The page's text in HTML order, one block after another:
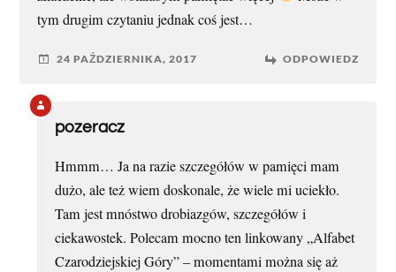
tym drugim czytaniu jednak coś jest…
24 PAŹDZIERNIKA, 2017 ODPOWIEDZ
pozeracz
Hmmm… Ja na razie szczegółów w pamięci mam
dużo, ale też wiem doskonale, że wiele mi uciekło.
Tam jest mnóstwo drobiazgów, szczegółów i
ciekawostek. Polecam mocno ten linkowany „Alfabet
Czarodziejskiej Góry” – momentami można się aż